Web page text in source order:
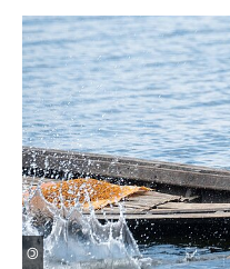
©